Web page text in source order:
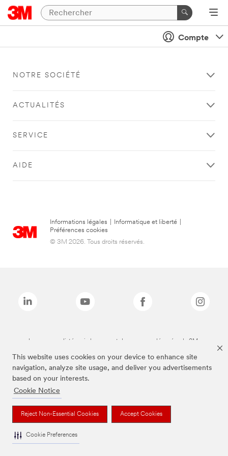
This website uses cookies on your device to enhance site
navigation, analyze site usage, and deliver you advertisements
based on your interests.
Cookie Notice
Reject Non-Essential Cookies Accept Cookies
Cookie Preferences
Compte
NOTRE SOCIÉTÉ
ACTUALITÉS
SERVICE
AIDE
Informations légales Informatique et liberté
Préférences cookies
© 3M 2026. Tous droits réservés.
Les marques listées ci-dessus sont des marques déposées de 3M.